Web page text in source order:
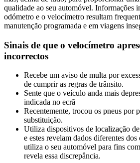
qualidade ao seu automóvel. Informações
odómetro e o velocímetro resultam
manutenção programada e em viagens
Sinais de que o velocímetro
incorrectos
Recebe um aviso de multa por
de cumprir as regras de trânsito.
Sente que o veículo anda mais
indicada no ecrã
Recentemente, trocou os pneus por
substituição.
Utiliza dispositivos de localização
e estes revelam dados diferentes
utiliza o seu automóvel para fins
revela essa discrepância.